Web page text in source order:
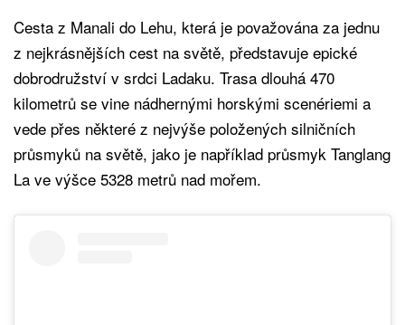
Cesta z Manali do Lehu, která je považována za jednu
z nejkrásnějších cest na světě, představuje epické
dobrodružství v srdci Ladaku. Trasa dlouhá 470
kilometrů se vine nádhernými horskými scenériemi a
vede přes některé z nejvýše položených silničních
průsmyků na světě, jako je například průsmyk Tanglang
La ve výšce 5328 metrů nad mořem.